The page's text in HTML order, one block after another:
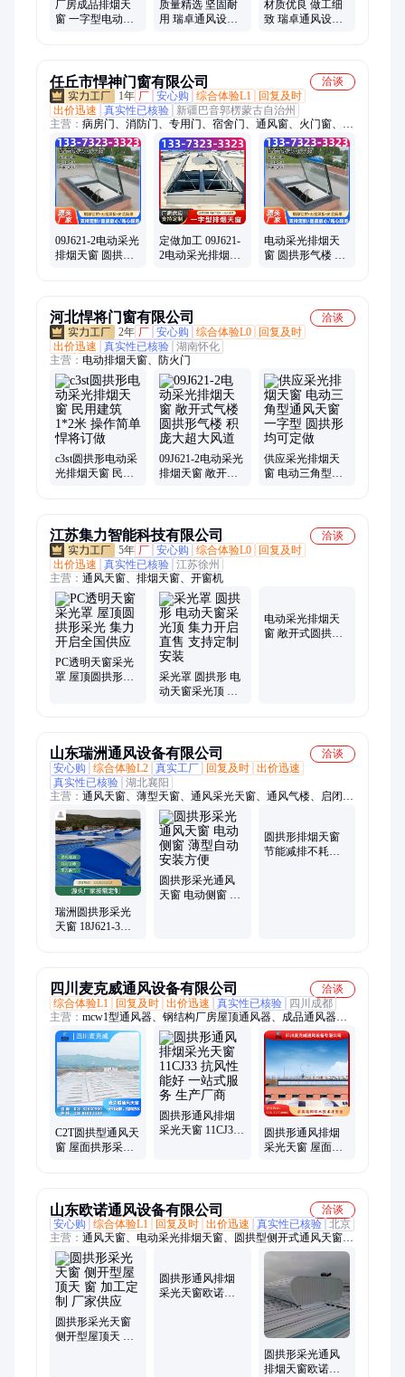
厂房成品排烟天
窗 一字型电动天
质量精选 坚固耐
用 瑞卓通风设备
材质优良 做工细
致 瑞卓通风设备
任丘市悍神门窗有限公司
洽谈
1年 厂 安心购 综合体验L1
回复及时
出价迅速
真实性已核验
新疆巴音郭楞蒙古自治州
主营： 病房门、消防门、专用门、宿舍门、通风窗、火门窗、硅
胶布、舍寝室、防火窗、防爆窗、耐火门、消防窗、逃生门、铝
型材、教室门、室内门、平开门、防盗门、隔音门、进户门、单
元门、简易门、防火布、阻燃门、无机布
09J621-2电动采光
排烟天窗 圆拱形
定做加工 09J621-
2电动采光排烟天
电动采光排烟天
窗 圆拱形气楼 隔
河北悍将门窗有限公司
洽谈
2年 厂 安心购 综合体验L0
回复及时
出价迅速
真实性已核验 湖南怀化
主营： 电动排烟天窗、防火门
c3st圆拱形电动采
光排烟天窗 民用
09J621-2电动采光
排烟天窗 敞开式
供应采光排烟天
窗 电动三角型通
江苏集力智能科技有限公司
洽谈
5年 厂 安心购 综合体验L0
回复及时
出价迅速
真实性已核验 江苏徐州
主营： 通风天窗、排烟天窗、开窗机
PC透明天窗采光
罩 屋顶圆拱形采
采光罩 圆拱形 电
动天窗采光顶 集
电动采光排烟天
窗 敞开式圆拱形
山东瑞洲通风设备有限公司
洽谈
安心购
综合体验L2 真实工厂 回复及时 出价迅速
真实性已核验 湖北襄阳
主营： 通风天窗、薄型天窗、通风采光天窗、通风气楼、启闭式
通风气楼、开敞式通风气楼
瑞洲圆拱形采光
天窗 18J621-3通
圆拱形采光通风
天窗 电动侧窗 薄
圆拱形排烟天窗
节能减排不耗电
四川麦克威通风设备有限公司
洽谈
综合体验L1
回复及时 出价迅速 真实性已核验
四川成都
主营： mcw1型通风器、钢结构厂房屋顶通风器、成品通风器、
圆拱型电动采光排烟天窗、一字型电动采光排烟天窗、三角型电
动采光排烟天窗、薄型通风排烟天窗、通风天窗、工业厂房排烟
天窗、屋脊通风天窗、mcw4型通风天窗、麦克威通风天窗、通
风排烟天窗、屋顶通风天窗、电动排烟通风天窗、流线型通风天
窗、顺坡通风天窗、电动消防排烟天窗、圆弧型通风气楼、通风
气楼、薄型通风气楼
C2T圆拱型通风天
窗 屋面拱形采光
圆拱形通风排烟
采光天窗 11CJ33
圆拱形通风排烟
采光天窗 屋面通
山东欧诺通风设备有限公司
洽谈
安心购
综合体验L1 回复及时 出价迅速 真实性已核验 北京
主营： 通风天窗、电动采光排烟天窗、圆拱型侧开式通风天窗、
薄型通风天窗、智能薄型通风天窗、屋脊启闭式通风天窗、圆拱
型电动采光排烟天窗、开敞式式屋脊通风天窗、弧形通风天窗、
菱形启闭式通风天窗、侧开型电动采光排烟天窗、通风气楼
圆拱形采光天窗
侧开型屋顶天 窗
圆拱形通风排烟
采光天窗欧诺提
圆拱形采光通风
排烟天窗欧诺物